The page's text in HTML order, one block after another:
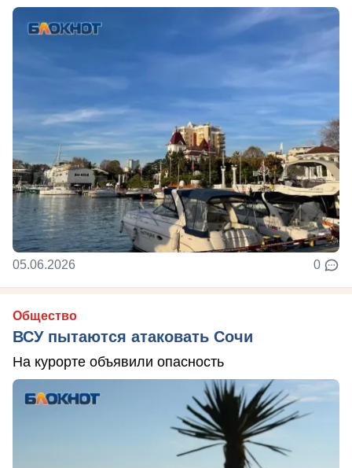
05.06.2026 0
Общество
ВСУ пытаются атаковать Сочи
На курорте объявили опасность